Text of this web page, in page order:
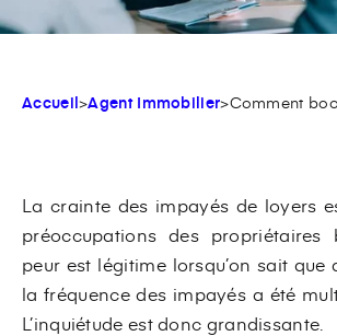
Accueil>Agent Immobilier>Comment
La crainte des impayés de loyers
préoccupations des propriétaires
peur est légitime lorsqu’on sait que
la fréquence des impayés a été
L’inquiétude est donc grandissante.